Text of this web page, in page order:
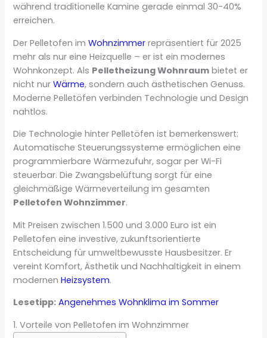
während traditionelle Kamine gerade einmal 30-40%
erreichen.
Der Pelletofen imWohnzimmer repräsentiert für 2025
mehr als nur eine Heizquelle – er ist ein modernes
Wohnkonzept. Als Pelletheizung Wohnraum bietet er
nicht nurWärme, sondern auch ästhetischen Genuss.
Moderne Pelletöfen verbinden Technologie und Design
nahtlos.
Die Technologie hinter Pelletöfen ist bemerkenswert:
Automatische Steuerungssysteme ermöglichen eine
programmierbare Wärmezufuhr, sogar per Wi-Fi
steuerbar. Die Zwangsbelüftung sorgt für eine
gleichmäßige Wärmeverteilung im gesamten
Pelletofen Wohnzimmer.
Mit Preisen zwischen 1.500 und 3.000 Euro ist ein
Pelletofen eine investive, zukunftsorientierte
Entscheidung für umweltbewusste Hausbesitzer. Er
vereint Komfort, Ästhetik und Nachhaltigkeit in einem
modernenHeizsystem.
Lesetipp: Angenehmes Wohnklima im Sommer
1. Vorteile von Pelletofen im Wohnzimmer